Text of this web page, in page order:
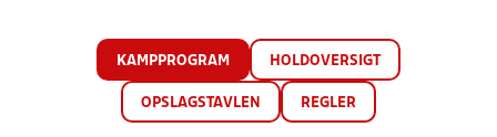
KAMPPROGRAM HOLDOVERSIGT
OPSLAGSTAVLEN REGLER